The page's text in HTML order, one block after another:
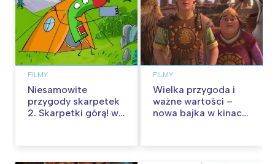
FILMY
Niesamowite
przygody skarpetek
2. Skarpetki górą! w
FILMY
Wielka przygoda i
ważne wartości –
nowa bajka w kinach